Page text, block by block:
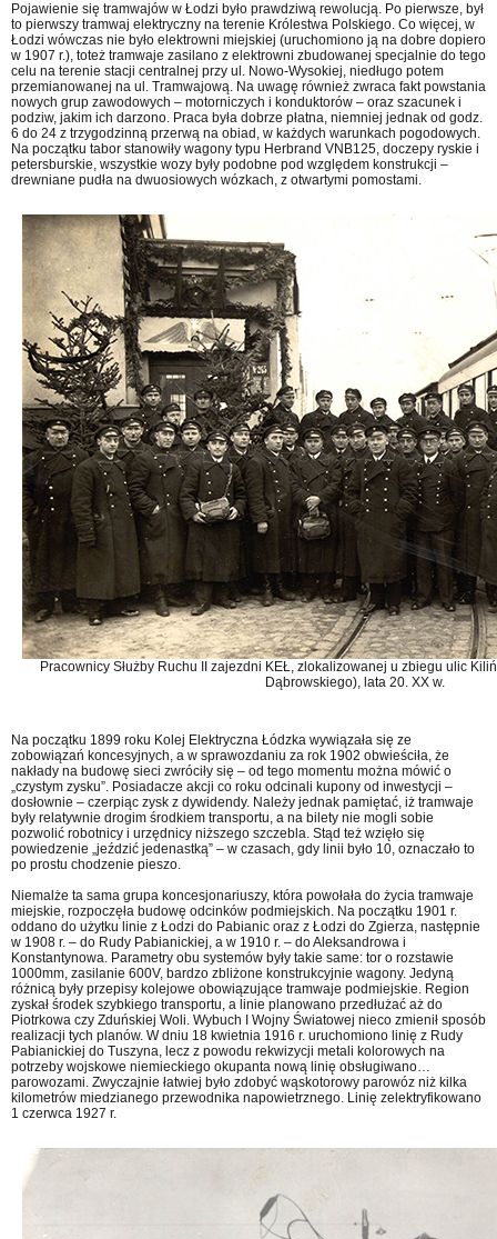
Pojawienie się tramwajów w Łodzi było prawdziwą rewolucją. Po pierwsze, był
to pierwszy tramwaj elektryczny na terenie Królestwa Polskiego. Co więcej, w
Łodzi wówczas nie było elektrowni miejskiej (uruchomiono ją na dobre dopiero
w 1907 r.), toteż tramwaje zasilano z elektrowni zbudowanej specjalnie do tego
celu na terenie stacji centralnej przy ul. Nowo-Wysokiej, niedługo potem
przemianowanej na ul. Tramwajową. Na uwagę również zwraca fakt powstania
nowych grup zawodowych – motorniczych i konduktorów – oraz szacunek i
podziw, jakim ich darzono. Praca była dobrze płatna, niemniej jednak od godz.
6 do 24 z trzygodzinną przerwą na obiad, w każdych warunkach pogodowych.
Na początku tabor stanowiły wagony typu Herbrand VNB125, doczepy ryskie i
petersburskie, wszystkie wozy były podobne pod względem konstrukcji –
drewniane pudła na dwuosiowych wózkach, z otwartymi pomostami.
Pracownicy Służby Ruchu II zajezdni KEŁ, zlokalizowanej u zbiegu ulic
Dąbrowskiego), lata 20. XX w.
Na początku 1899 roku Kolej Elektryczna Łódzka wywiązała się ze
zobowiązań koncesyjnych, a w sprawozdaniu za rok 1902 obwieściła, że
nakłady na budowę sieci zwróciły się – od tego momentu można mówić o
„czystym zysku”. Posiadacze akcji co roku odcinali kupony od inwestycji –
dosłownie – czerpiąc zysk z dywidendy. Należy jednak pamiętać, iż tramwaje
były relatywnie drogim środkiem transportu, a na bilety nie mogli sobie
pozwolić robotnicy i urzędnicy niższego szczebla. Stąd też wzięło się
powiedzenie „jeździć jedenastką” – w czasach, gdy linii było 10, oznaczało to
po prostu chodzenie pieszo.
Niemalże ta sama grupa koncesjonariuszy, która powołała do życia tramwaje
miejskie, rozpoczęła budowę odcinków podmiejskich. Na początku 1901 r.
oddano do użytku linie z Łodzi do Pabianic oraz z Łodzi do Zgierza, następnie
w 1908 r. – do Rudy Pabianickiej, a w 1910 r. – do Aleksandrowa i
Konstantynowa. Parametry obu systemów były takie same: tor o rozstawie
1000mm, zasilanie 600V, bardzo zbliżone konstrukcyjnie wagony. Jedyną
różnicą były przepisy kolejowe obowiązujące tramwaje podmiejskie. Region
zyskał środek szybkiego transportu, a linie planowano przedłużać aż do
Piotrkowa czy Zduńskiej Woli. Wybuch I Wojny Światowej nieco zmienił sposób
realizacji tych planów. W dniu 18 kwietnia 1916 r. uruchomiono linię z Rudy
Pabianickiej do Tuszyna, lecz z powodu rekwizycji metali kolorowych na
potrzeby wojskowe niemieckiego okupanta nową linię obsługiwano…
parowozami. Zwyczajnie łatwiej było zdobyć wąskotorowy parowóz niż kilka
kilometrów miedzianego przewodnika napowietrznego. Linię zelektryfikowano
1 czerwca 1927 r.